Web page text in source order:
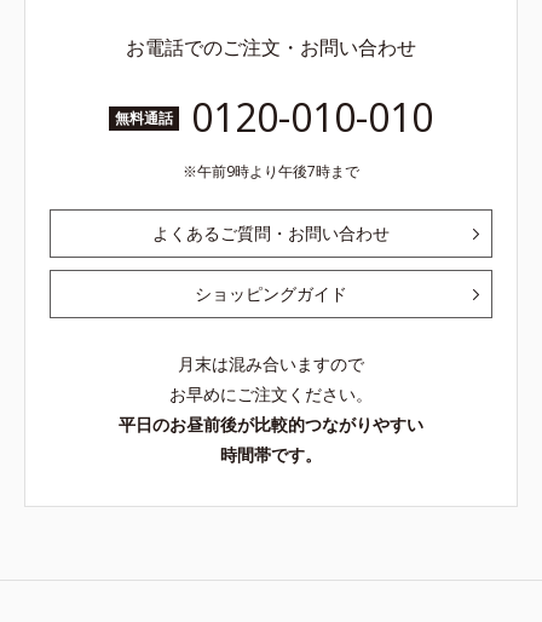
お電話でのご注文・お問い合わせ
無料通話 0120-010-010
午前9時より午後7時まで
よくあるご質問・お問い合わせ
ショッピングガイド
月末は混み合いますので
お早めにご注文ください。
平日のお昼前後が比較的つながりやすい
時間帯です。